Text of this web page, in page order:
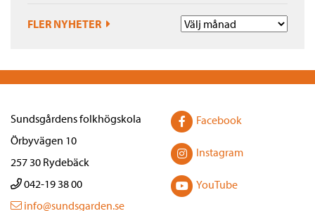
FLER NYHETER
Sundsgårdens folkhögskola
Örbyvägen 10
257 30 Rydebäck
042-19 38 00
info@sundsgarden.se
Facebook
Instagram
YouTube